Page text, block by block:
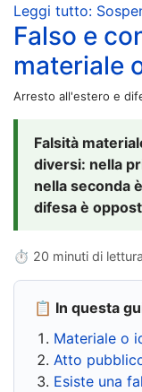
Leggi tutto:
Falso e
materiale
Arresto all'estero e
Falsità
diversi: nella
nella seconda
difesa è
⏱ 20 minuti di
📋 In questa
Materiale o
Atto
Esiste una